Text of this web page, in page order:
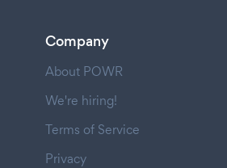
Company
About POWR
We're hiring!
Terms of Service
Privacy